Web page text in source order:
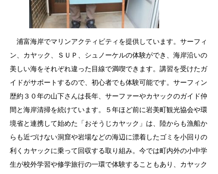
浦富海岸でマリンアクティビティを提供しています。サーフィ
ン、カヤック、ＳＵＰ、シュノーケルの体験ができ、海岸沿いの
美しい海をそれぞれ違った目線で満喫できます。講習を受けたガ
イドがサポートするので、初心者でも体験可能です。サーフィン
歴約３０年の山下さんは長年、サーファーやカヤックのガイド仲
間と海岸清掃を続けています。５年ほど前に岩美町観光協会や環
境省と連携して始めた「おそうじカヤック」は、陸からも漁船か
らも近づけない洞窟や岩場などの海辺に漂着したゴミを小回りの
利くカヤックに乗って回収する取り組み。今では町内外の小中学
生が校外学習や修学旅行の一環で体験することもあり、カヤック